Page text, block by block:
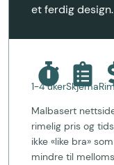
et ferdig design.
1-4 ukerSkjema
Malbasert
rimelig pris og
ikke «like bra»
mindre til